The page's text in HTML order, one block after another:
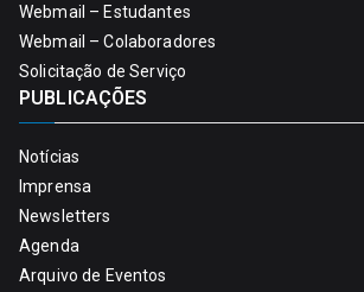
Webmail – Estudantes
Webmail – Colaboradores
Solicitação de Serviço
PUBLICAÇÕES
Notícias
Imprensa
Newsletters
Agenda
Arquivo de Eventos